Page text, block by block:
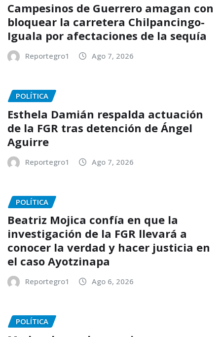
Campesinos de Guerrero amagan con
bloquear la carretera Chilpancingo-
Iguala por afectaciones de la sequía
Reportegro1 Ago 7, 2026
POLÍTICA
Esthela Damián respalda actuación
de la FGR tras detención de Ángel
Aguirre
Reportegro1 Ago 7, 2026
POLÍTICA
Beatriz Mojica confía en que la
investigación de la FGR llevará a
conocer la verdad y hacer justicia en
el caso Ayotzinapa
Reportegro1 Ago 6, 2026
POLÍTICA